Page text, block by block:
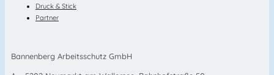
Druck & Stick
Partner
Bannenberg Arbeitsschutz GmbH